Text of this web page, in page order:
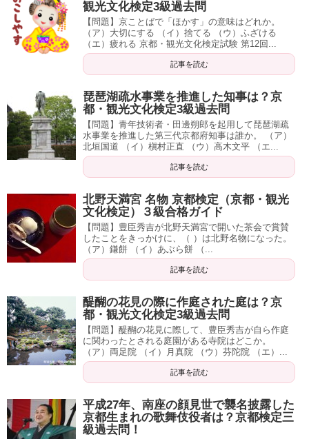
観光文化検定3級過去問
【問題】京ことばで「ほかす」の意味はどれか。
（ア）大切にする （イ）捨てる （ウ）ふざける
（エ）疲れる 京都・観光文化検定試験 第12回...
記事を読む
琵琶湖疏水事業を推進した知事は？京
都・観光文化検定3級過去問
【問題】青年技術者・田邊朔郎を起用して琵琶湖疏
水事業を推進した第三代京都府知事は誰か。 （ア）
北垣国道 （イ）槇村正直 （ウ）高木文平 （エ...
記事を読む
北野天満宮 名物 京都検定（京都・観光
文化検定）３級合格ガイド
【問題】豊臣秀吉が北野天満宮で開いた茶会で賞賛
したことをきっかけに、（ ）は北野名物になった。
（ア）鎌餅 （イ）あぶら餅 （...
記事を読む
醍醐の花見の際に作庭された庭は？京
都・観光文化検定3級過去問
【問題】醍醐の花見に際して、豊臣秀吉が自ら作庭
に関わったとされる庭園がある寺院はどこか。
（ア）両足院 （イ）月真院 （ウ）芬陀院 （エ）...
記事を読む
平成27年、南座の顔見世で襲名披露した
京都生まれの歌舞伎役者は？京都検定三
級過去問！